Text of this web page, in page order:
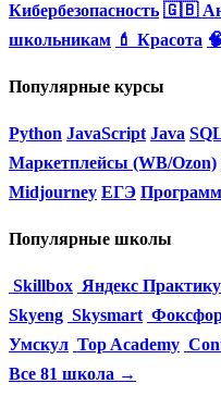
Кибербезопасность 🇬🇧
школьникам 💄 Красота
Популярные курсы
Python JavaScript Java
Маркетплейсы (WB/Ozon)
Midjourney ЕГЭ
Популярные школы
Skillbox Яндекс
Skyeng Skysmart
Умскул Top Academy
Все 81 школа →